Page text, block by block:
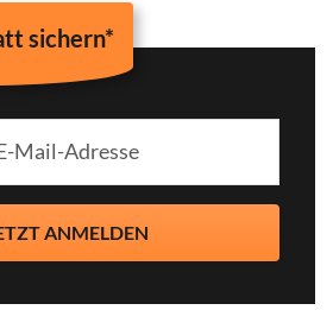
sichern*
ANMELDEN